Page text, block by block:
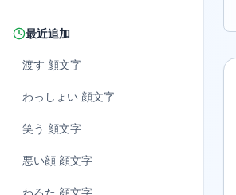
最近追加
渡す 顔文字
わっしょい 顔文字
笑う 顔文字
悪い顔 顔文字